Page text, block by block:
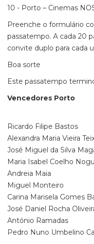
10 - Porto – Cinemas
Preenche o formulário
passatempo. A cada 20
convite duplo para cada
Boa sorte
Este passatempo
Vencedores Porto
Ricardo Filipe Bastos
Alexandra Maria Vieira
José Miguel da Silva
Maria Isabel Coelho
Andreia Maia
Miguel Monteiro
Carina Marisela Gomes
José Daniel Rocha
António Ramadas
Pedro Nuno Umbelino